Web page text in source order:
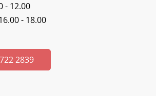
- 12.00
- 18.00
2839